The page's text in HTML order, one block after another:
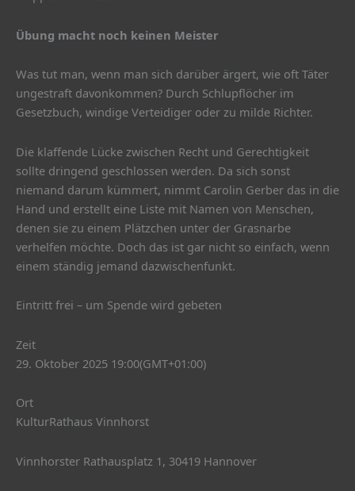
Übung macht noch keinen Meister
Was tut man, wenn man sich darüber ärgert, wie oft Täter
ungestraft davonkommen? Durch Schlupflöcher im
Gesetzbuch, windige Verteidiger oder zu milde Richter.
Die klaffende Lücke zwischen Recht und Gerechtigkeit
sollte dringend geschlossen werden. Da sich sonst
niemand darum kümmert, nimmt Carolin Gerber das in die
Hand und erstellt eine Liste mit Namen von Menschen,
denen sie zu einem Plätzchen unter der Grasnarbe
verhelfen möchte. Doch das ist gar nicht so einfach, wenn
einem ständig jemand dazwischenfunkt.
Eintritt frei – um Spende wird gebeten
Zeit
29. Oktober 2025 19:00(GMT+01:00)
Ort
KulturRathaus Vinnhorst
Vinnhorster Rathausplatz 1, 30419 Hannover